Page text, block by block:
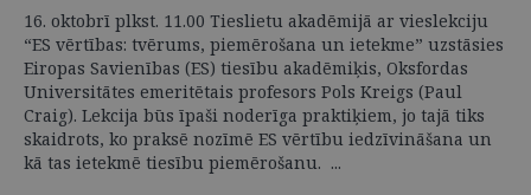
16. oktobrī plkst. 11.00 Tieslietu akadēmijā ar vieslekciju
“ES vērtības: tvērums, piemērošana un ietekme” uzstāsies
Eiropas Savienības (ES) tiesību akadēmiķis, Oksfordas
Universitātes emeritētais profesors Pols Kreigs (Paul
Craig). Lekcija būs īpaši noderīga praktiķiem, jo tajā tiks
skaidrots, ko praksē nozīmē ES vērtību iedzīvināšana un
kā tas ietekmē tiesību piemērošanu. ...